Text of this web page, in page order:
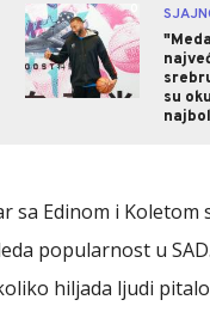
0
su
sa Edinom i
popularnost u
hiljada ljudi